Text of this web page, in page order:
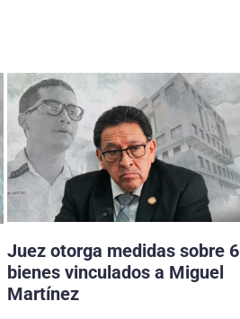
Juez otorga medidas sobre 6
bienes vinculados a Miguel
Martínez